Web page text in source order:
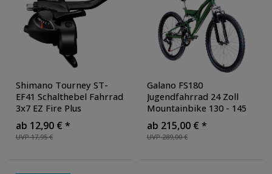
Shimano Tourney ST-
EF41 Schalthebel Fahrrad
3x7 EZ Fire Plus
Fahrradschalthebel
Schaltgriff Ganghebel
Mountainbike MTB
UVP 17,95 €
ab 12,90 € *
Galano FS180
Jugendfahrrad 24 Zoll
Mountainbike 130 - 145
cm 18 Gänge Mädchen
Jungen Fahrrad ab 8
Jahre MTB Fully
UVP 289,00 €
ab 215,00 € *